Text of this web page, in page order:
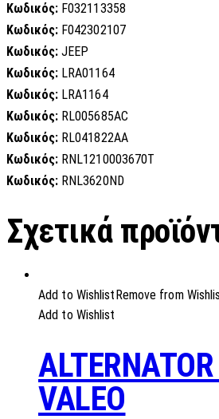
Κωδικός: F032113358
Κωδικός: F042302107
Κωδικός: JEEP
Κωδικός: LRA01164
Κωδικός: LRA1164
Κωδικός: RL005685AC
Κωδικός: RL041822AA
Κωδικός: RNL1210003670T
Κωδικός: RNL3620ND
Σχετικά
Add to Wishlist Remove from
Add to Wishlist
VALEO